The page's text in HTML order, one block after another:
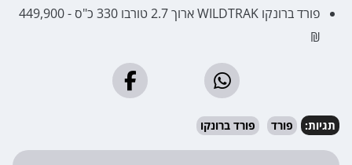
פורד ברונקו WILDTRAK ארוך 2.7 טורבו 330 כ"ס - 449,900
₪
תגיות: פורד פורד ברונקו